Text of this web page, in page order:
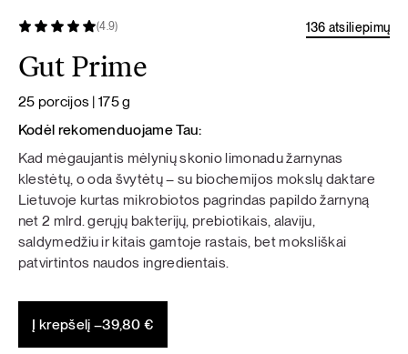
(4.9) 136 atsiliepimų
Gut Prime
25 porcijos | 175 g
Kodėl rekomenduojame Tau:
Kad mėgaujantis mėlynių skonio limonadu žarnynas
klestėtų, o oda švytėtų – su biochemijos mokslų daktare
Lietuvoje kurtas mikrobiotos pagrindas papildo žarnyną
net 2 mlrd. gerųjų bakterijų, prebiotikais, alaviju,
saldymedžiu ir kitais gamtoje rastais, bet moksliškai
patvirtintos naudos ingredientais.
Į krepšelį –39,80€